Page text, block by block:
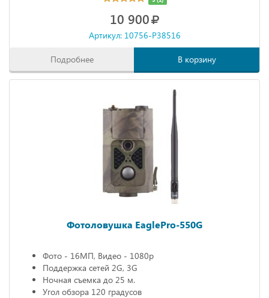
10 900
Артикул: 10756-P38516
Подробнее В корзину
Фотоловушка EaglePro-550G
Фото - 16МП, Видео - 1080р
Поддержка сетей 2G, 3G
Ночная съемка до 25 м.
Угол обзора 120 градусов